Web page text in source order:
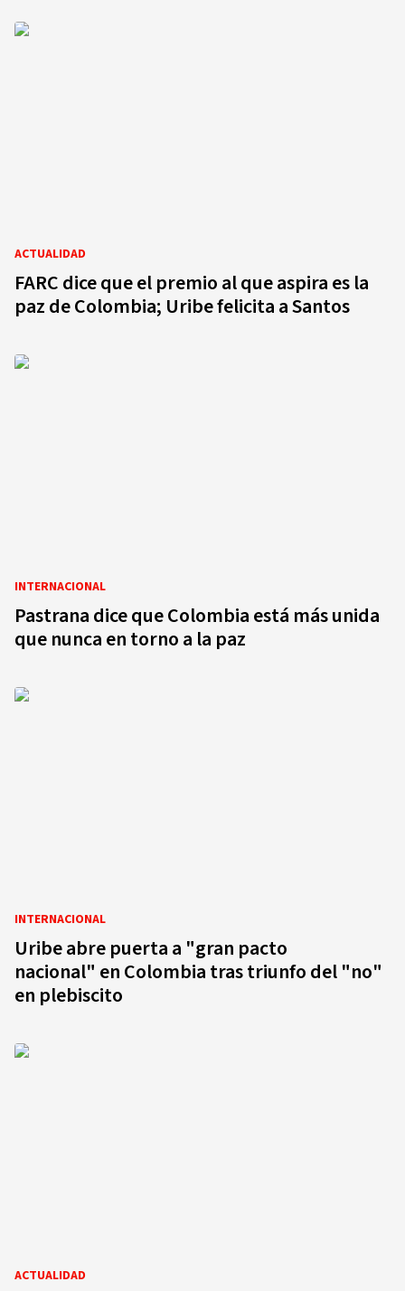
ACTUALIDAD
FARC dice que el premio al que aspira es la
paz de Colombia; Uribe felicita a Santos
INTERNACIONAL
Pastrana dice que Colombia está más unida
que nunca en torno a la paz
INTERNACIONAL
Uribe abre puerta a "gran pacto
nacional" en Colombia tras triunfo del "no"
en plebiscito
ACTUALIDAD